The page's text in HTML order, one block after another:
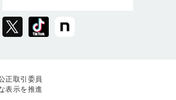
正取引委員
表示を推進